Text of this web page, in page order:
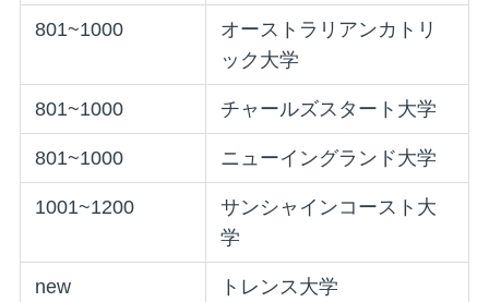
801~1000
オーストラリアンカトリ
ック大学
801~1000 チャールズスタート大学
801~1000 ニューイングランド大学
1001~1200
サンシャインコースト大
学
new トレンス大学